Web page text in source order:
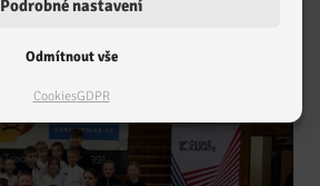
Odmítnout vše
Podrobné nastavení
CookiesGDPR